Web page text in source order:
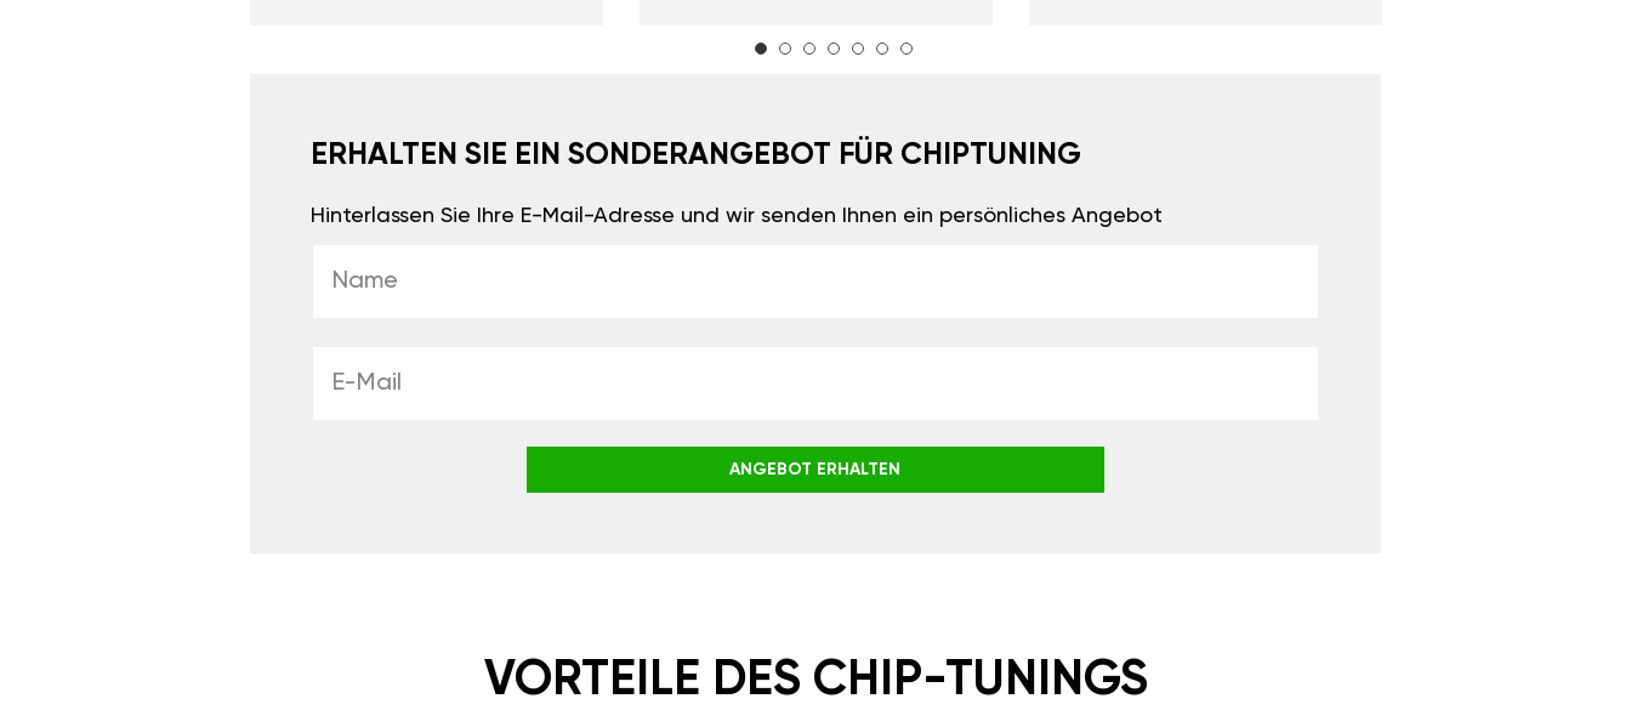
ERHALTEN SIE EIN SONDERANGEBOT FÜR CHIPTUNING
Hinterlassen Sie Ihre E-Mail-Adresse und wir senden Ihnen ein persönliches Angebot
ANGEBOT ERHALTEN
VORTEILE DES CHIP-TUNINGS